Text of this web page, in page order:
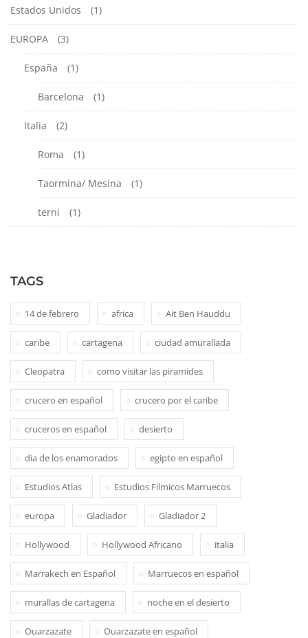
Estados Unidos (1)
EUROPA (3)
España (1)
Barcelona (1)
Italia (2)
Roma (1)
Taormina/ Mesina (1)
terni (1)
TAGS
14 de febrero africa Ait Ben Hauddu
caribe cartagena ciudad amurallada
Cleopatra como visitar las piramides
crucero en español crucero por el caribe
cruceros en español desierto
dia de los enamorados egipto en español
Estudios Atlas Estudios Filmicos Marruecos
europa Gladiador Gladiador 2
Hollywood Hollywood Africano italia
Marrakech en Español Marruecos en español
murallas de cartagena noche en el desierto
Ouarzazate Ouarzazate en español